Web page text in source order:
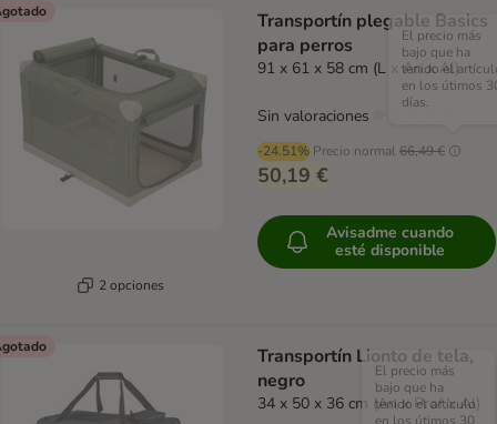
2 opciones
Transportín plegable Basics
para perros
91 x 61 x 58 cm (L x An x Al)
-24.51% Precio normal 66,49 €
El precio más
bajo que ha
tenido el
en los útimos
días.
50,19 €
Sin valoraciones
Avisadme cuando
esté disponible
Transportín Lionto de tela,
negro
34 x 50 x 36 cm (An x Prof x Al)
El precio más
bajo que ha
tenido el artículo